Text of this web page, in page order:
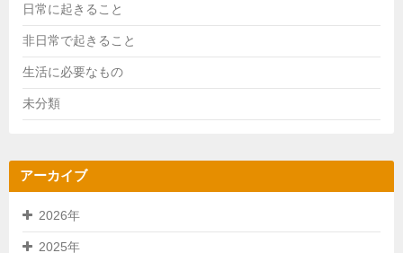
日常に起きること
非日常で起きること
生活に必要なもの
未分類
アーカイブ
2026年
2025年